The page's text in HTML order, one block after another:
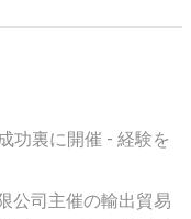
功裏に開催 - 経験を
公司主催の輸出貿易